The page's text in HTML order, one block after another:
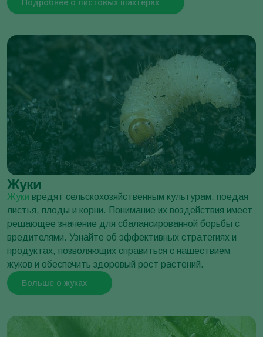
Совка ни
Trichoplusia ni
Минирующая томатная моль
Подробнее о листовых шахтерах
Жуки
Жуки вредят сельскохозяйственным культурам, поедая
листья, плоды и корни. Понимание их воздействия имеет
решающее значение для сбалансированной борьбы с
вредителями. Узнайте об эффективных стратегиях и
продуктах, позволяющих справиться с нашествием
жуков и обеспечить здоровый рост растений.
Больше о жуках